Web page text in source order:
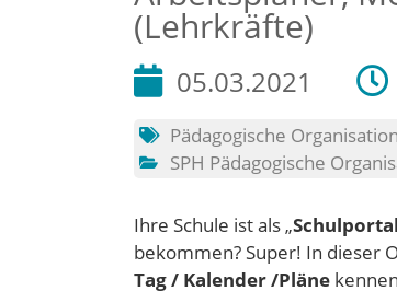
(Lehrkräfte)
05.03.2021
Pädagogische
SPH Pädagogische
Ihre Schule ist als „
bekommen? Super! In dieser
Tag / Kalender /Pläne